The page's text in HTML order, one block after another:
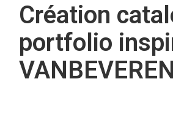
Création
portfolio
VANBEVEREN